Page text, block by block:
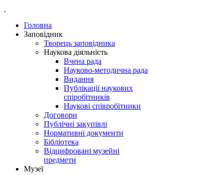
Головна
Заповідник
Творець заповідника
Наукова діяльність
Вчена рада
Науково-методична рада
Видання
Публікації наукових
спіробітників
Наукові співробітники
Договори
Публічні закупівлі
Нормативні документи
Бібліотека
Відцифровані музейні
предмети
Музеї